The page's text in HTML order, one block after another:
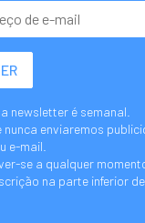
newsletter é semanal.
nunca enviaremos
e-mail.
se a qualquer
na parte inferior